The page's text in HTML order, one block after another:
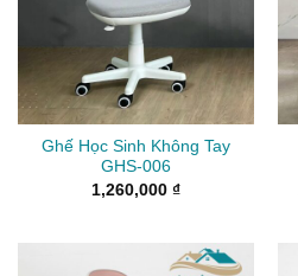
Ghế Học Sinh Không Tay
GHS-006
1,260,000 ₫